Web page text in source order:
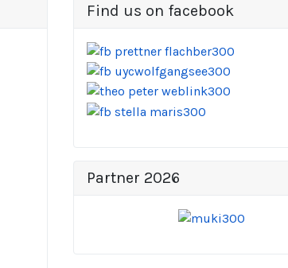
Find us on facebook
Partner 2026